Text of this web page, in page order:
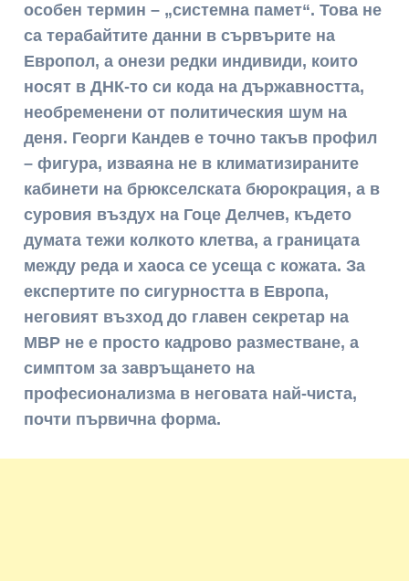
особен термин – „системна памет“. Това не
са терабайтите данни в сървърите на
Европол, а онези редки индивиди, които
носят в ДНК-то си кода на държавността,
необременени от политическия шум на
деня. Георги Кандев е точно такъв профил
– фигура, изваяна не в климатизираните
кабинети на брюкселската бюрокрация, а в
суровия въздух на Гоце Делчев, където
думата тежи колкото клетва, а границата
между реда и хаоса се усеща с кожата. За
експертите по сигурността в Европа,
неговият възход до главен секретар на
МВР не е просто кадрово разместване, а
симптом за завръщането на
професионализма в неговата най-чиста,
почти първична форма.